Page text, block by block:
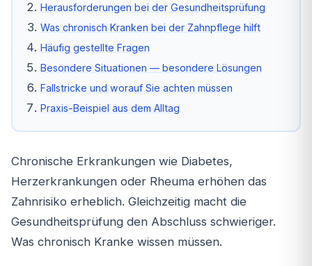
Herausforderungen bei der Gesundheitsprüfung
Was chronisch Kranken bei der Zahnpflege hilft
Häufig gestellte Fragen
Besondere Situationen — besondere Lösungen
Fallstricke und worauf Sie achten müssen
Praxis-Beispiel aus dem Alltag
Chronische Erkrankungen wie Diabetes,
Herzerkrankungen oder Rheuma erhöhen das
Zahnrisiko erheblich. Gleichzeitig macht die
Gesundheitsprüfung den Abschluss schwieriger.
Was chronisch Kranke wissen müssen.